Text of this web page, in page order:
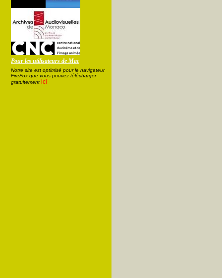
Pour les utilisateurs de Mac
Notre site est optimisé pour le navigateur
FireFox que vous pouvez télécharger
gratuitement ici